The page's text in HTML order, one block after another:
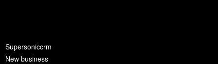
Supersoniccrm
New business